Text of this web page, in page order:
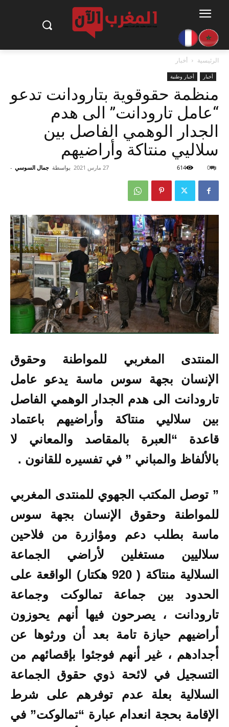
الرئيسية أخبار
أخبار أخبار وطنية
منظمة حقوقوية بتارودانت تدعو
“عامل تارودانت” الى هدم
الجدار الوهمي الفاصل بين
سلاليي منتاكة وأراضيهم
بواسطة جمال السوسي - 27 مارس 2021 0
614
المنتدى المغربي للمواطنة وحقوق
الإنسان بجهة سوس ماسة يدعو عامل
تارودانت الى هدم الجدار الوهمي الفاصل
بين سلاليي منتاكة وأراضيهم باعتماد
قاعدة “العبرة بالمقاصد والمعاني لا
بالألفاظ والمباني ” في تفسيره للقانون .
” توصل المكتب الجهوي للمنتدى المغربي
للمواطنة وحقوق الإنسان بجهة سوس
ماسة بطلب دعم ومؤازرة من فلاحين
سلاليين مستغلين لأراضي الجماعة
السلالية منتاكة ( 920 هكتار) الواقعة على
الحدود بين جماعة تمالوكت وجماعة
تارودانت ، يصرحون فيها أنهم يحوزون
أراضيهم حيازة تامة بعد أن ورثوها عن
أجدادهم ، غير أنهم فوجئوا بإقصائهم من
التسجيل في لائحة ذوي حقوق الجماعة
السلالية بعلة عدم توفرهم على شرط
الإقامة بحجة انعدام عبارة “تمالوكت” في